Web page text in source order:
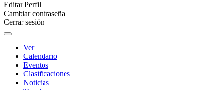
Editar Perfil
Cambiar contraseña
Cerrar sesión
Ver
Calendario
Eventos
Clasificaciones
Noticias